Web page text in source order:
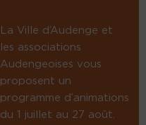
La Ville d’Audenge et
les associations
Audengeoises vous
proposent un
programme d’animations
du 1 juillet au 27 août.